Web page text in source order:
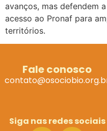
avanços, mas defendem
acesso ao Pronaf para
territórios.
Fale conosco
Siga nas redes sociais